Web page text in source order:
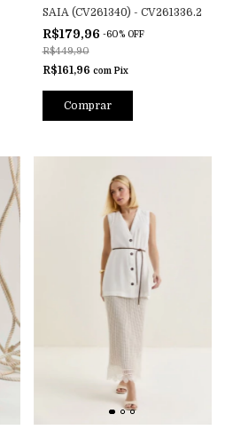
SAIA (CV261340) - CV261336.2
R$179,96 -60% OFF
R$449,90
R$161,96 com Pix
Comprar